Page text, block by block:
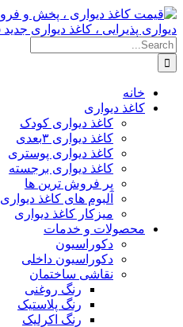
Skip
to
content
Search
for:
خانه
کاغذ دیواری
کاغذ دیواری کودک
کاغذ دیواری ۳بعدی
کاغذ دیواری پوستری
کاغذ دیواری برجسته
پر فروش ترین ها
آلبوم های کاغذ دیواری
میزکار کاغذ دیواری
محصولات و خدمات
دکوراسیون
دکوراسیون داخلی
نقاشی ساختمان
رنگ روغنی
رنگ پلاستیک
رنگ اکرلیک